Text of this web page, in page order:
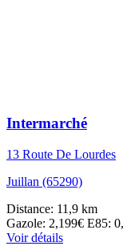
Intermarché
13 Route De Lourdes
Juillan (65290)
Distance: 11,9 km
Gazole: 2,199€ E85:
Voir détails